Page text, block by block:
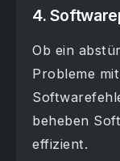
4.
Ob ein
Probleme
beheben
effizient.